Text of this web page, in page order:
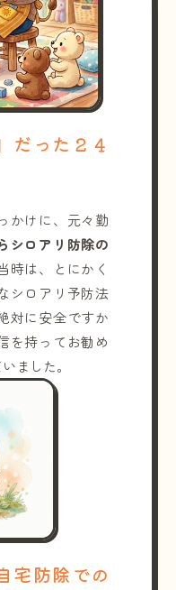
だった２４
かけに、元々勤
シロアリ防除の
時は、とにかく
シロアリ予防法
対に安全ですか
を持ってお勧め
ました。
宅防除での